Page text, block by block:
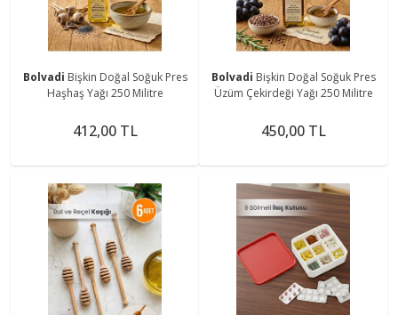
Bolvadi Bişkin Doğal Soğuk Pres
Haşhaş Yağı 250 Militre
412,00 TL
Bolvadi Bişkin Doğal Soğuk Pres
Üzüm Çekirdeği Yağı 250 Militre
450,00 TL